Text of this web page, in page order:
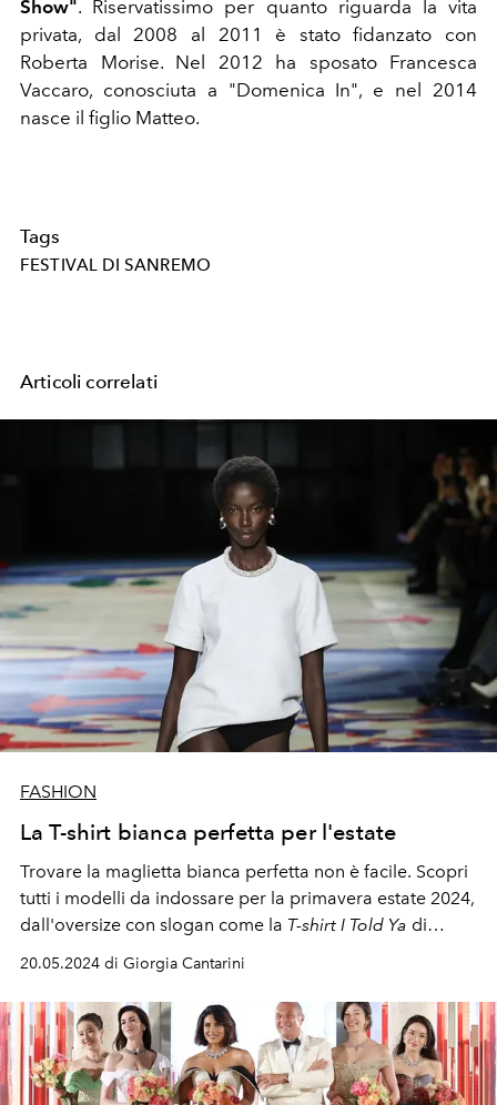
Show". Riservatissimo per quanto riguarda la vita
privata, dal 2008 al 2011 è stato fidanzato con
Roberta Morise. Nel 2012 ha sposato Francesca
Vaccaro, conosciuta a "Domenica In", e nel 2014
nasce il figlio Matteo.
Tags
FESTIVAL DI SANREMO
Articoli correlati
FASHION
La T-shirt bianca perfetta per l'estate
Trovare la maglietta bianca perfetta non è facile. Scopri
tutti i modelli da indossare per la primavera estate 2024,
dall'oversize con slogan come la T-shirt I Told Ya di
Loewe fino a quella crop
20.05.2024 di Giorgia Cantarini